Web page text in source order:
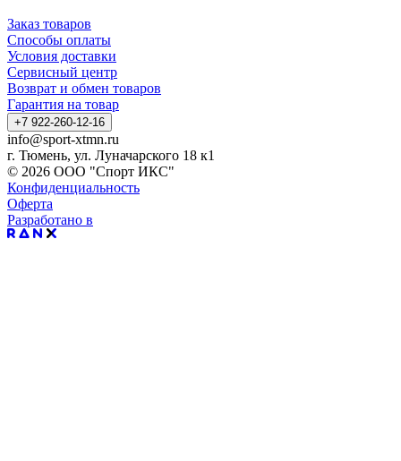
Заказ товаров
Способы оплаты
Условия доставки
Сервисный центр
Возврат и обмен товаров
Гарантия на товар
+7 922-260-12-16
info@sport-xtmn.ru
г. Тюмень, ул. Луначарского 18 к1
© 2026 ООО "Спорт ИКС"
Конфиденциальность
Оферта
Разработано в